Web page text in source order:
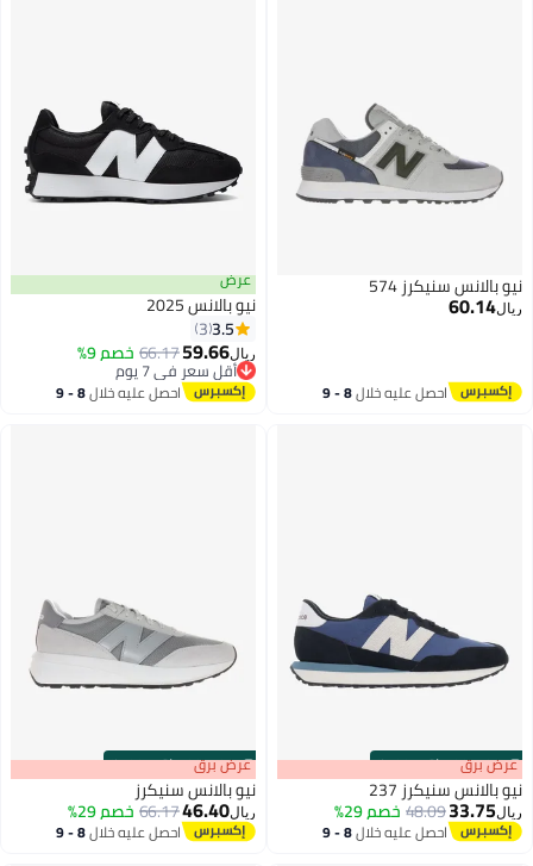
574
احصل عليه خلال 8 - 9
اغسطس
66.17خصم 9%
أقل سعر في 7 يوم
أقل سعر في 7 يوماحصل عليه خلال 8 - 9
اغسطس
باقي 100%
237
48.09خصم 29%
احصل عليه خلال 8 - 9
اغسطس
00m:00s باقي 100% عرض برق
نيو بالانس سنيكرز
66.17خصم 29%
احصل عليه خلال 8 - 9
اغسطس